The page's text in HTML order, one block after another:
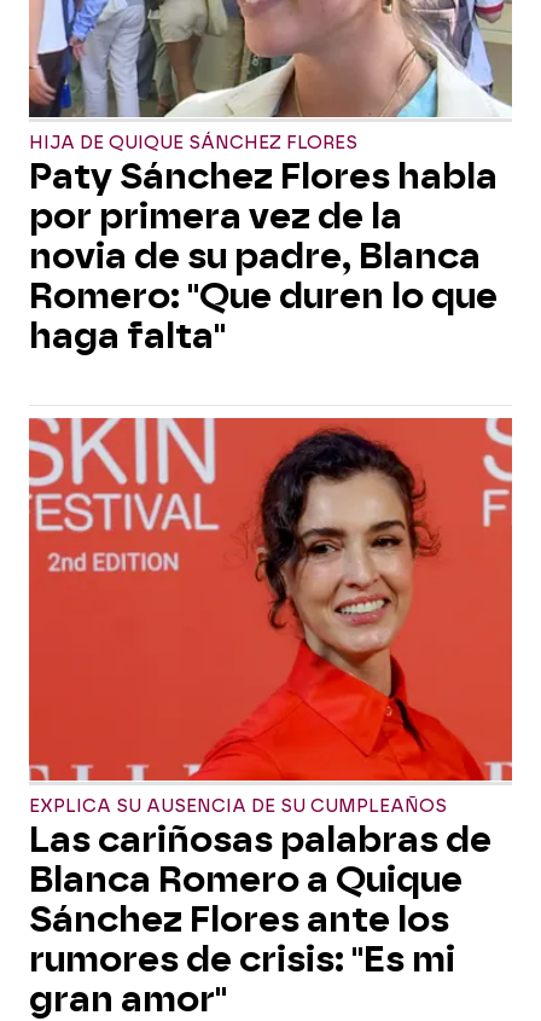
HIJA DE QUIQUE SÁNCHEZ FLORES
Paty Sánchez Flores habla
por primera vez de la
novia de su padre, Blanca
Romero: "Que duren lo que
haga falta"
EXPLICA SU AUSENCIA DE SU CUMPLEAÑOS
Las cariñosas palabras de
Blanca Romero a Quique
Sánchez Flores ante los
rumores de crisis: "Es mi
gran amor"